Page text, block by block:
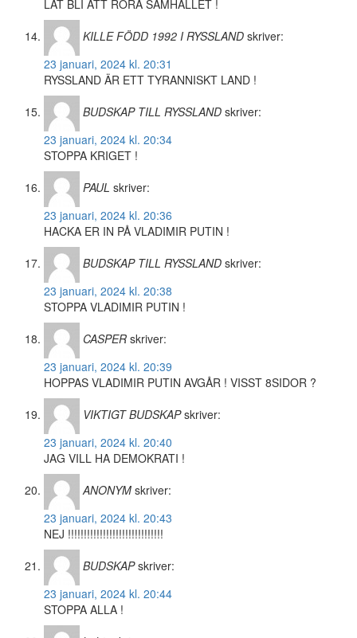
LÅT BLI ATT RÖRA SAMHÄLLET !
KILLE FÖDD 1992 I RYSSLAND skriver:
23 januari, 2024 kl. 20:31
RYSSLAND ÄR ETT TYRANNISKT LAND !
BUDSKAP TILL RYSSLAND skriver:
23 januari, 2024 kl. 20:34
STOPPA KRIGET !
PAUL skriver:
23 januari, 2024 kl. 20:36
HACKA ER IN PÅ VLADIMIR PUTIN !
BUDSKAP TILL RYSSLAND skriver:
23 januari, 2024 kl. 20:38
STOPPA VLADIMIR PUTIN !
CASPER skriver:
23 januari, 2024 kl. 20:39
HOPPAS VLADIMIR PUTIN AVGÅR ! VISST 8SIDOR ?
VIKTIGT BUDSKAP skriver:
23 januari, 2024 kl. 20:40
JAG VILL HA DEMOKRATI !
ANONYM skriver:
23 januari, 2024 kl. 20:43
NEJ !!!!!!!!!!!!!!!!!!!!!!!!!!!!!!
BUDSKAP skriver:
23 januari, 2024 kl. 20:44
STOPPA ALLA !